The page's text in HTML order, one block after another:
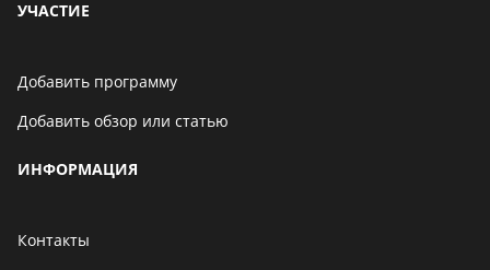
УЧАСТИЕ
Добавить программу
Добавить обзор или статью
ИНФОРМАЦИЯ
Контакты